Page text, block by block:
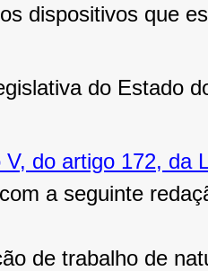
dispositivos que
do Estado
V, do artigo 172, da
a seguinte
de trabalho de